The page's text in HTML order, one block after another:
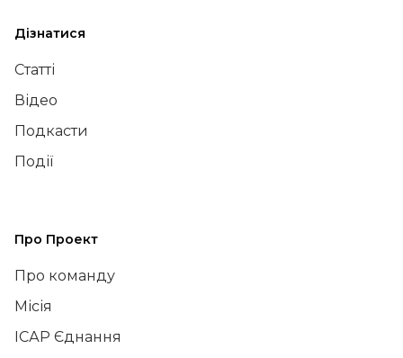
Дізнатися
Статті
Відео
Подкасти
Події
Про Проект
Про команду
Місія
ІСАР Єднання